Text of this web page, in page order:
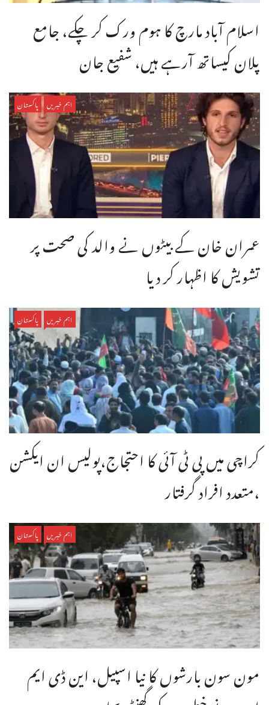
اسلام آباد مارچ کا ہوم ورک کر چکے، جامع
پلان کیساتھ آرہے ہیں، شفیع جان
اہم خبریں پاکستان
عمران خان کے بیٹوں نے والد کی صحت پر
تشویش کا اظہار کر دیا
اہم خبریں پاکستان
کراچی میں پی ٹی آئی کا احتجاج،پولیس ان ایکشن
،متعدد افراد گرفتار
اہم خبریں پاکستان
مون سون بارشوں کا نیا اسپیل، این ڈی ایم